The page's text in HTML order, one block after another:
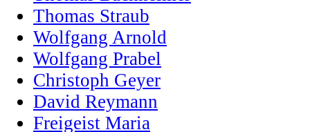
Thomas Straub
Wolfgang Arnold
Wolfgang Prabel
Christoph Geyer
David Reymann
Freigeist Maria